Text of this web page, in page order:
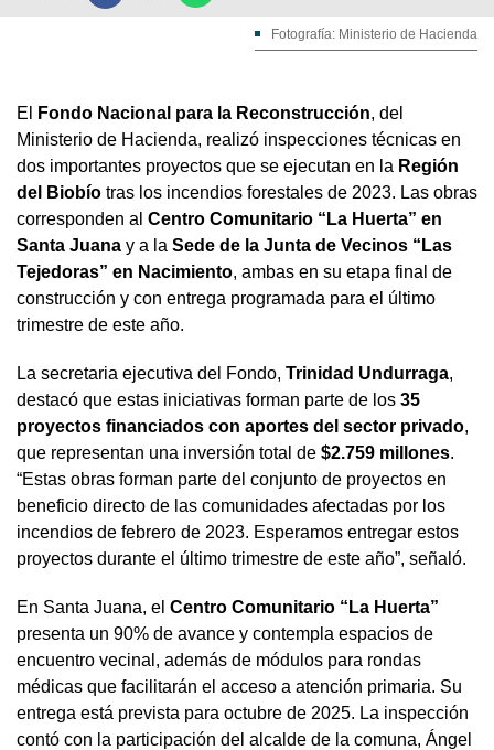
Fotografía: Ministerio de Hacienda
El Fondo Nacional para la Reconstrucción, del
Ministerio de Hacienda, realizó inspecciones técnicas en
dos importantes proyectos que se ejecutan en la Región
del Biobío tras los incendios forestales de 2023. Las obras
corresponden al Centro Comunitario “La Huerta” en
Santa Juana y a la Sede de la Junta de Vecinos “Las
Tejedoras” en Nacimiento, ambas en su etapa final de
construcción y con entrega programada para el último
trimestre de este año.
La secretaria ejecutiva del Fondo, Trinidad Undurraga,
destacó que estas iniciativas forman parte de los 35
proyectos financiados con aportes del sector privado,
que representan una inversión total de $2.759 millones.
“Estas obras forman parte del conjunto de proyectos en
beneficio directo de las comunidades afectadas por los
incendios de febrero de 2023. Esperamos entregar estos
proyectos durante el último trimestre de este año”, señaló.
En Santa Juana, el Centro Comunitario “La Huerta”
presenta un 90% de avance y contempla espacios de
encuentro vecinal, además de módulos para rondas
médicas que facilitarán el acceso a atención primaria. Su
entrega está prevista para octubre de 2025. La inspección
contó con la participación del alcalde de la comuna, Ángel